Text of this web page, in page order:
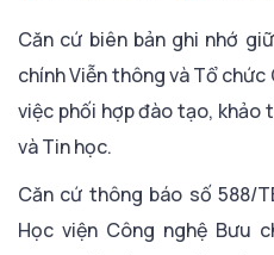
Căn cứ biên bản ghi nhớ
chính Viễn thông và Tổ
việc phối hợp đào tạo, khảo
và Tin học.
Căn cứ thông báo số 588/
Học viện Công nghệ Bưu